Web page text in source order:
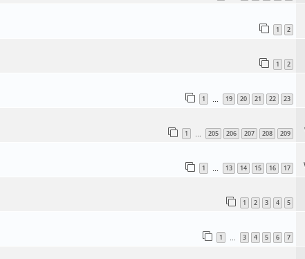
1 2
1 2
1 19 20 21 22 23
1 205 206 207 208 209
1 13 14 15 16 17
1 2 3 4 5
1 3 4 5 6 7